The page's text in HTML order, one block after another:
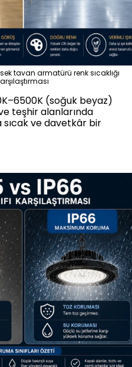
tavan armatürü renk sıcaklığı
(soğuk beyaz)
teşhir alanlarında
ve davetkâr bir